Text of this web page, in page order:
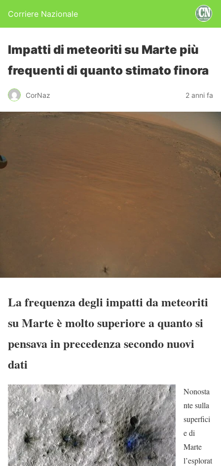
Corriere Nazionale
Impatti di meteoriti su Marte più
frequenti di quanto stimato finora
CorNaz 2 anni fa
La frequenza degli impatti da meteoriti
su Marte è molto superiore a quanto si
pensava in precedenza secondo nuovi
dati
Nonosta
nte sulla
superfici
e di
Marte
l’esplorat